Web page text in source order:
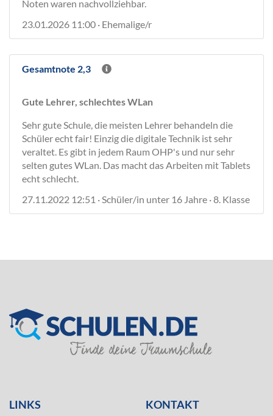
Noten waren nachvollziehbar.
23.01.2026 11:00 · Ehemalige/r
Gesamtnote 2,3
Gute Lehrer, schlechtes WLan
Sehr gute Schule, die meisten Lehrer behandeln die
Schüler echt fair! Einzig die digitale Technik ist sehr
veraltet. Es gibt in jedem Raum OHP's und nur sehr
selten gutes WLan. Das macht das Arbeiten mit Tablets
echt schlecht.
27.11.2022 12:51 · Schüler/in unter 16 Jahre · 8. Klasse
LINKS KONTAKT